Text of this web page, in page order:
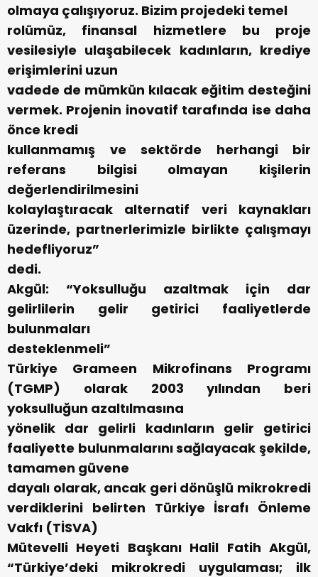
olmaya çalışıyoruz. Bizim projedeki temel
rolümüz, finansal hizmetlere bu proje
vesilesiyle ulaşabilecek kadınların, krediye
erişimlerini uzun
vadede de mümkün kılacak eğitim desteğini
vermek. Projenin inovatif tarafında ise daha
önce kredi
kullanmamış ve sektörde herhangi bir
referans bilgisi olmayan kişilerin
değerlendirilmesini
kolaylaştıracak alternatif veri kaynakları
üzerinde, partnerlerimizle birlikte çalışmayı
hedefliyoruz”
dedi.
Akgül: “Yoksulluğu azaltmak için dar
gelirlilerin gelir getirici faaliyetlerde
bulunmaları
desteklenmeli”
Türkiye Grameen Mikrofinans Programı
(TGMP) olarak 2003 yılından beri
yoksulluğun azaltılmasına
yönelik dar gelirli kadınların gelir getirici
faaliyette bulunmalarını sağlayacak şekilde,
tamamen güvene
dayalı olarak, ancak geri dönüşlü mikrokredi
verdiklerini belirten Türkiye İsrafı Önleme
Vakfı (TİSVA)
Mütevelli Heyeti Başkanı Halil Fatih Akgül,
“Türkiye’deki mikrokredi uygulaması; ilk